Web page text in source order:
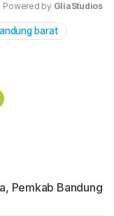
Mute
Powered by GliaStudios
barat
Pemkab Bandung